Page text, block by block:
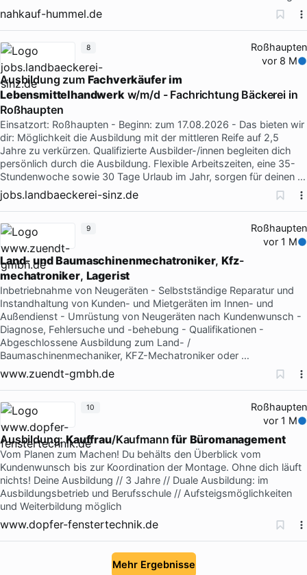
nahkauf-hummel.de
Roßhaupten
vor 8 M
Ausbildung zum Fachverkäuferim
Lebensmittelhandwerk w/m/d - Fachrichtung Bäckerei in
Roßhaupten
Einsatzort: Roßhaupten - Beginn: zum 17.08.2026 - Das bieten wir
dir: Möglichkeit die Ausbildung mit der mittleren Reife auf 2,5
Jahre zu verkürzen. Qualifizierte Ausbilder-/innen begleiten dich
persönlich durch die Ausbildung. Flexible Arbeitszeiten, eine 35-
Stundenwoche sowie 30 Tage Urlaub im Jahr, sorgen für deinen …
jobs.landbaeckerei-sinz.de
8
Roßhaupten
vor 1 M
Land-undBaumaschinenmechatroniker,Kfz-
mechatroniker, Lagerist
Inbetriebnahme von Neugeräten - Selbstständige Reparatur und
Instandhaltung von Kunden- und Mietgeräten im Innen- und
Außendienst - Umrüstung von Neugeräten nach Kundenwunsch -
Diagnose, Fehlersuche und -behebung - Qualifikationen -
Abgeschlossene Ausbildung zum Land- /
Baumaschinenmechaniker, KFZ-Mechatroniker oder …
www.zuendt-gmbh.de
9
Roßhaupten
vor 1 M
Ausbildung:Kauffrau/Kaufmannfür Büromanagement
Vom Planen zum Machen! Du behälts den Überblick vom
Kundenwunsch bis zur Koordination der Montage. Ohne dich läuft
nichts! Deine Ausbildung // 3 Jahre // Duale Ausbildung: im
Ausbildungsbetrieb und Berufsschule // Aufsteigsmöglichkeiten
und Weiterbildung möglich
www.dopfer-fenstertechnik.de
10
Mehr Ergebnisse